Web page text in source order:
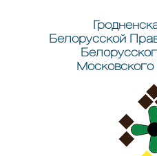
Белорусской
Московского